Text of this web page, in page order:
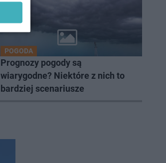
POGODA
Prognozy pogody są
wiarygodne? Niektóre z nich to
bardziej scenariusze